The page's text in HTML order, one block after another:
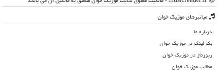
میانبرهای موزیك خوان
درباره ما
بک لینک در موزیك خوان
رپورتاژ در موزیك خوان
مطالب موزیك خوان